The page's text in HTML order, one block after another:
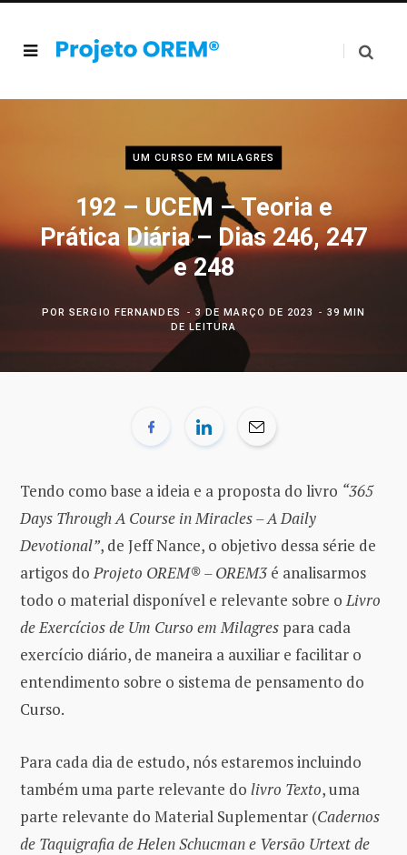
UM CURSO EM MILAGRES
192 – UCEM – Teoria e
Prática Diária – Dias 246, 247
e 248
PORSERGIO FERNANDES 3 DE MARÇO DE 2023
39 MIN
DE LEITURA
Tendo como base a ideia e a proposta do livro “365
Days Through A Course in Miracles – A Daily
Devotional”, de Jeff Nance, o objetivo dessa série de
artigos doProjeto OREM® – OREM3 é analisarmos
todo o material disponível e relevante sobre oLivro
de Exercícios de Um Curso em Milagres para cada
exercício diário, de maneira a auxiliar e facilitar o
entendimento sobre o sistema de pensamento do
Curso.
Para cada dia de estudo, nós estaremos incluindo
também uma parte relevante do livro Texto, uma
parte relevante do Material Suplementar (Cadernos
de Taquigrafia de Helen Schucman e Versão Urtext de